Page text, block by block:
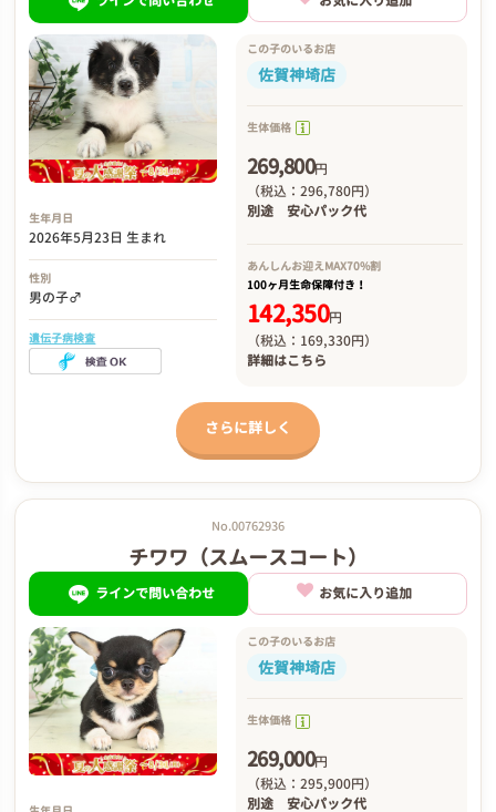
生年月日
2026年5月23日 生まれ
性別
男の子♂
遺伝子病検査
この子のいるお店
佐賀神埼店
生体価格
269,800円
（税込：296,780円）
別途 安心パック代
あんしんお迎えMAX70%割
100ヶ月生命保障付き！
142,350円
（税込：169,330円）
詳細はこちら
さらに詳しく
No.00762936
チワワ（スムースコート）
ラインで問い合わせ お気に入り追加
この子のいるお店
佐賀神埼店
生体価格
269,000円
（税込：295,900円）
別途 安心パック代